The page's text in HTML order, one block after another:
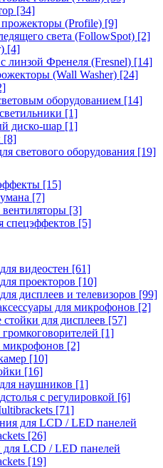
[34]
(Profile) [9]
света (FollowSpot) [2]
[4]
линзой Френеля (Fresnel) [14]
(Wall Washer) [24]
оборудованием [14]
[1]
диско-шар [1]
[8]
светового оборудования [19]
[15]
[7]
[3]
спецэффектов [5]
видеостен [61]
проекторов [10]
дисплеев и телевизоров [99]
для микрофонов [2]
для дисплеев [57]
[1]
микрофонов [2]
[10]
[16]
наушников [1]
с регулировкой [6]
[71]
для LCD / LED панелей
[26]
LCD / LED панелей
[19]